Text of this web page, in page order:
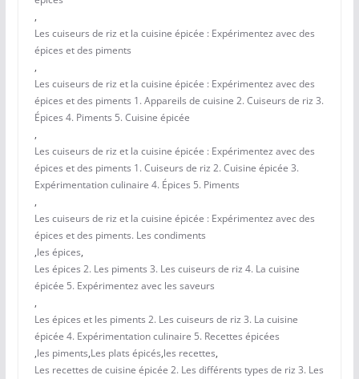
,
Les cuiseurs de riz et la cuisine épicée : Expérimentez avec des
épices et des piments
,
Les cuiseurs de riz et la cuisine épicée : Expérimentez avec des
épices et des piments 1. Appareils de cuisine 2. Cuiseurs de riz 3.
Épices 4. Piments 5. Cuisine épicée
,
Les cuiseurs de riz et la cuisine épicée : Expérimentez avec des
épices et des piments 1. Cuiseurs de riz 2. Cuisine épicée 3.
Expérimentation culinaire 4. Épices 5. Piments
,
Les cuiseurs de riz et la cuisine épicée : Expérimentez avec des
épices et des piments. Les condiments
,les épices,
Les épices 2. Les piments 3. Les cuiseurs de riz 4. La cuisine
épicée 5. Expérimentez avec les saveurs
,
Les épices et les piments 2. Les cuiseurs de riz 3. La cuisine
épicée 4. Expérimentation culinaire 5. Recettes épicées
,les piments,Les plats épicés,les recettes,
Les recettes de cuisine épicée 2. Les différents types de riz 3. Les